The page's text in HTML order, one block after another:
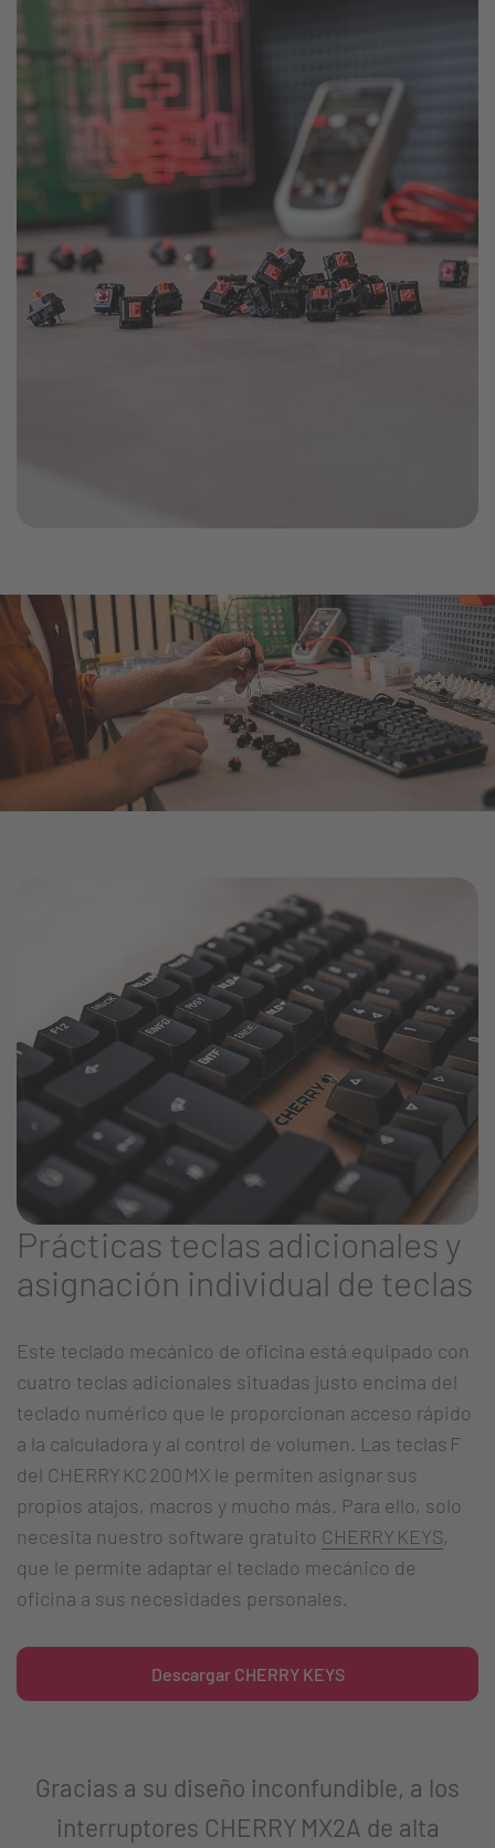
Prácticas teclas adicionales y
asignación individual de teclas
Este teclado mecánico de oficina está equipado con
cuatro teclas adicionales situadas justo encima del
teclado numérico que le proporcionan acceso rápido
a la calculadora y al control de volumen. Las teclas F
del CHERRY KC 200 MX le permiten asignar sus
propios atajos, macros y mucho más. Para ello, solo
necesita nuestro software gratuito CHERRY KEYS,
que le permite adaptar el teclado mecánico de
oficina a sus necesidades personales.
Descargar CHERRY KEYS
Gracias a su diseño inconfundible, a los
interruptores CHERRY MX2A de alta